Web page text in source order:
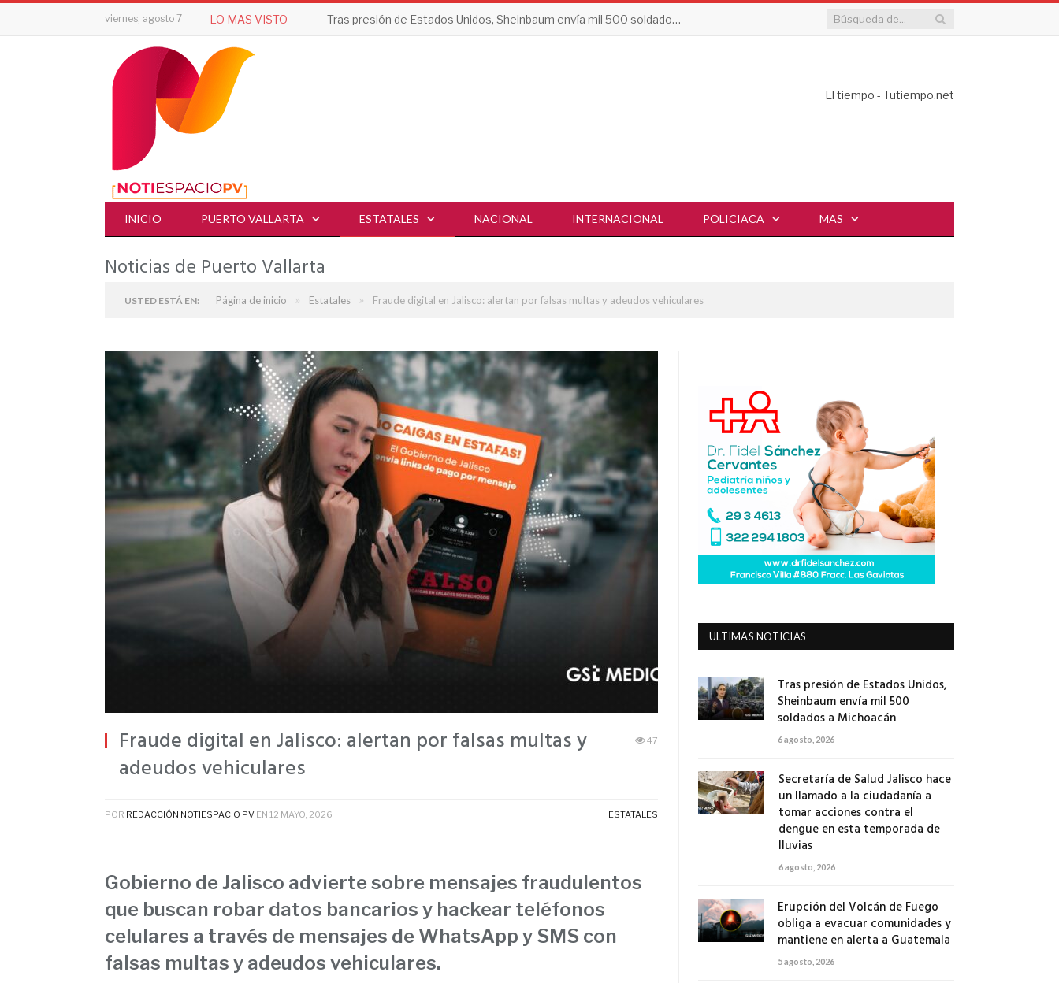
viernes, agosto 7 LO MAS VISTO Tras presión de Estados Unidos, Sheinbaum envía mil 500 soldados a Michoacán
El tiempo - Tutiempo.net
INICIO PUERTO VALLARTA ESTATALES NACIONAL INTERNACIONAL POLICIACA MAS
Noticias de Puerto Vallarta
USTED ESTÁ EN: Página de inicio » Estatales » Fraude digital en Jalisco: alertan por falsas multas y adeudos vehiculares
Fraude digital en Jalisco: alertan por falsas multas y
adeudos vehiculares
47
POR REDACCIÓN NOTIESPACIO PV EN 12 MAYO, 2026 ESTATALES
Gobierno de Jalisco advierte sobre mensajes fraudulentos
que buscan robar datos bancarios y hackear teléfonos
celulares a través de mensajes de WhatsApp y SMS con
falsas multas y adeudos vehiculares.
ULTIMAS NOTICIAS
Tras presión de Estados Unidos,
Sheinbaum envía mil 500
soldados a Michoacán
6 agosto, 2026
Secretaría de Salud Jalisco hace
un llamado a la ciudadanía a
tomar acciones contra el
dengue en esta temporada de
lluvias
6 agosto, 2026
Erupción del Volcán de Fuego
obliga a evacuar comunidades y
mantiene en alerta a Guatemala
5 agosto, 2026